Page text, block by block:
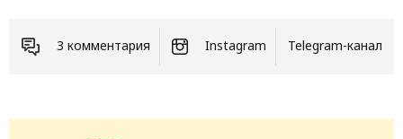
3 комментария Instagram Telegram-канал